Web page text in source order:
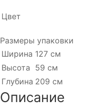
Цвет
Размеры упаковки
Ширина 127 см
Высота 59 см
Глубина 209 см
Описание